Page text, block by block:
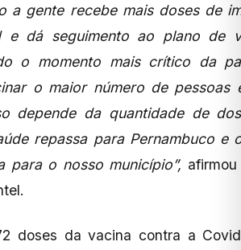
a gente recebe mais doses de
e dá seguimento ao plano de
o momento mais crítico da
o maior número de pessoas
depende da quantidade de
repassa para Pernambuco e
para o nosso município”,
doses da vacina contra a